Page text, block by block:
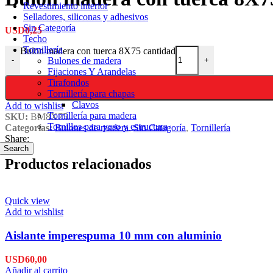
Revestimiento interior
Selladores, siliconas y adhesivos
Sin Categoría
Techo
Tornillería
Bulones de madera
Fijaciones Y Arandelas
Tirafondos
Tornillería para chapas
Clavos
Tornillería para madera
Tornillos para yeso y estructura
Search
USD0,25
-
Bulon madera con tuerca 8X75 cantidad
+
Add to wishlist
SKU: BM8X75
Categorías: Bulones de madera, Sin Categoría, Tornillería
Share:
Productos relacionados
Quick view
Add to wishlist
Aislante imperespuma 10 mm con aluminio
USD60,00
Añadir al carrito